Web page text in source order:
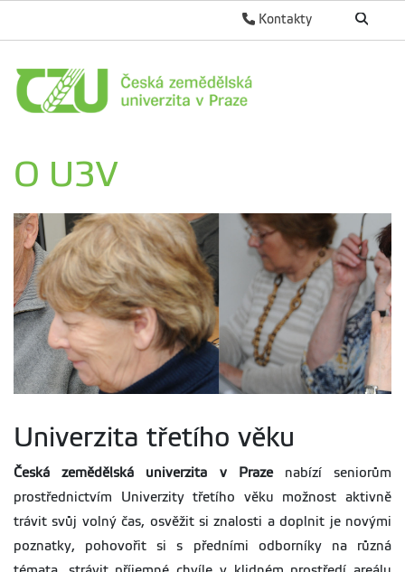
Kontakty
O U3V
Univerzita třetího věku
Česká zemědělská univerzita v Prazenabízí seniorům
prostřednictvím Univerzity třetího věku možnost aktivně
trávit svůj volný čas, osvěžit si znalosti a doplnit je novými
poznatky, pohovořit si s předními odborníky na různá